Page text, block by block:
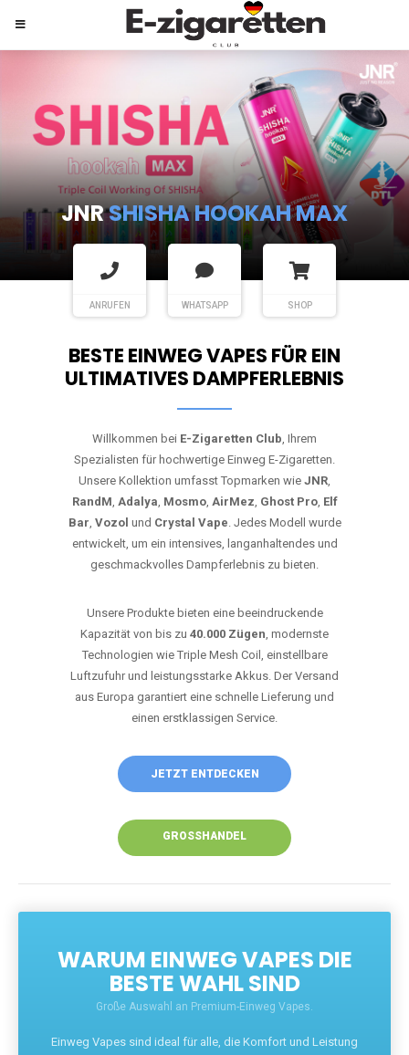
JNRSHISHA HOOKAH MAX
ANRUFEN WHATSAPP SHOP
BESTE EINWEG VAPES FÜR EIN
ULTIMATIVES DAMPFERLEBNIS
Willkommen bei E-Zigaretten Club, Ihrem
Spezialisten für hochwertige Einweg E-Zigaretten.
Unsere Kollektion umfasst Topmarken wie JNR,
RandM, Adalya, Mosmo, AirMez, Ghost Pro, Elf
Bar, Vozol und Crystal Vape. Jedes Modell wurde
entwickelt, um ein intensives, langanhaltendes und
geschmackvolles Dampferlebnis zu bieten.
Unsere Produkte bieten eine beeindruckende
Kapazität von bis zu 40.000 Zügen, modernste
Technologien wie Triple Mesh Coil, einstellbare
Luftzufuhr und leistungsstarke Akkus. Der Versand
aus Europa garantiert eine schnelle Lieferung und
einen erstklassigen Service.
JETZT ENTDECKEN
GROSSHANDEL
WARUM EINWEG VAPES DIE
BESTE WAHL SIND
Große Auswahl an Premium-Einweg Vapes.
Einweg Vapes sind ideal für alle, die Komfort und Leistung